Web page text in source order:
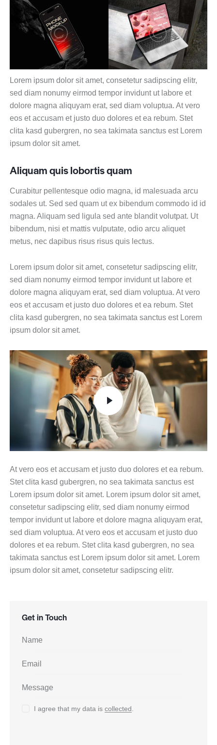
Lorem ipsum dolor sit amet, consetetur sadipscing elitr,
sed diam nonumy eirmod tempor invidunt ut labore et
dolore magna aliquyam erat, sed diam voluptua. At vero
eos et accusam et justo duo dolores et ea rebum. Stet
clita kasd gubergren, no sea takimata sanctus est Lorem
ipsum dolor sit amet.
Aliquam quis lobortis quam
Curabitur pellentesque odio magna, id malesuada arcu
sodales ut. Sed sed quam ut ex bibendum commodo id id
magna. Aliquam sed ligula sed ante blandit volutpat. Ut
bibendum, nisi et mattis vulputate, odio arcu aliquet
metus, nec dapibus risus risus quis lectus.
Lorem ipsum dolor sit amet, consetetur sadipscing elitr,
sed diam nonumy eirmod tempor invidunt ut labore et
dolore magna aliquyam erat, sed diam voluptua. At vero
eos et accusam et justo duo dolores et ea rebum. Stet
clita kasd gubergren, no sea takimata sanctus est Lorem
ipsum dolor sit amet.
At vero eos et accusam et justo duo dolores et ea rebum.
Stet clita kasd gubergren, no sea takimata sanctus est
Lorem ipsum dolor sit amet. Lorem ipsum dolor sit amet,
consetetur sadipscing elitr, sed diam nonumy eirmod
tempor invidunt ut labore et dolore magna aliquyam erat,
sed diam voluptua. At vero eos et accusam et justo duo
dolores et ea rebum. Stet clita kasd gubergren, no sea
takimata sanctus est Lorem ipsum dolor sit amet. Lorem
ipsum dolor sit amet, consetetur sadipscing elitr.
Get in Touch
I agree that my data iscollected